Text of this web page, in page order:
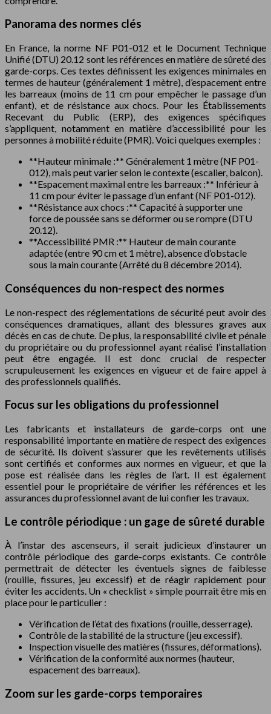
Panorama des normes clés
En France, la norme NF P01-012 et le Document Technique
Unifié (DTU) 20.12 sont les références en matière de sûreté des
garde-corps. Ces textes définissent les exigences minimales en
termes de hauteur (généralement 1 mètre), d’espacement entre
les barreaux (moins de 11 cm pour empêcher le passage d’un
enfant), et de résistance aux chocs. Pour les Établissements
Recevant du Public (ERP), des exigences spécifiques
s’appliquent, notamment en matière d’accessibilité pour les
personnes à mobilité réduite (PMR). Voici quelques exemples :
**Hauteur minimale :** Généralement 1 mètre (NF P01-
012), mais peut varier selon le contexte (escalier, balcon).
**Espacement maximal entre les barreaux :** Inférieur à
11 cm pour éviter le passage d’un enfant (NF P01-012).
**Résistance aux chocs :** Capacité à supporter une
force de poussée sans se déformer ou se rompre (DTU
20.12).
**Accessibilité PMR :** Hauteur de main courante
adaptée (entre 90 cm et 1 mètre), absence d’obstacle
sous la main courante (Arrêté du 8 décembre 2014).
Conséquences du non-respect des normes
Le non-respect des réglementations de sécurité peut avoir des
conséquences dramatiques, allant des blessures graves aux
décès en cas de chute. De plus, la responsabilité civile et pénale
du propriétaire ou du professionnel ayant réalisé l’installation
peut être engagée. Il est donc crucial de respecter
scrupuleusement les exigences en vigueur et de faire appel à
des professionnels qualifiés.
Focus sur les obligations du professionnel
Les fabricants et installateurs de garde-corps ont une
responsabilité importante en matière de respect des exigences
de sécurité. Ils doivent s’assurer que les revêtements utilisés
sont certifiés et conformes aux normes en vigueur, et que la
pose est réalisée dans les règles de l’art. Il est également
essentiel pour le propriétaire de vérifier les références et les
assurances du professionnel avant de lui confier les travaux.
Le contrôle périodique : un gage de sûreté durable
À l’instar des ascenseurs, il serait judicieux d’instaurer un
contrôle périodique des garde-corps existants. Ce contrôle
permettrait de détecter les éventuels signes de faiblesse
(rouille, fissures, jeu excessif) et de réagir rapidement pour
éviter les accidents. Un « checklist » simple pourrait être mis en
place pour le particulier :
Vérification de l’état des fixations (rouille, desserrage).
Contrôle de la stabilité de la structure (jeu excessif).
Inspection visuelle des matières (fissures, déformations).
Vérification de la conformité aux normes (hauteur,
espacement des barreaux).
Zoom sur les garde-corps temporaires